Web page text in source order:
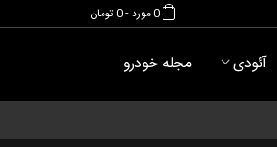
0مورد-0 تومان
آئودی مجله خودرو